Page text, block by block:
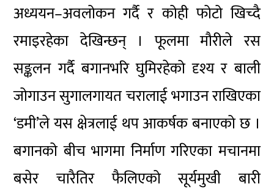
अध्ययन–अवलोकन गर्दै र कोही फोटो खिच्दै
रमाइरहेका देखिन्छन् । फूलमा मौरीले रस
सङ्कलन गर्दै बगानभरि घुमिरहेको दृश्य र बाली
जोगाउन सुगालगायत चरालाई भगाउन राखिएका
‘डमी’ले यस क्षेत्रलाई थप आकर्षक बनाएको छ ।
बगानको बीच भागमा निर्माण गरिएका मचानमा
बसेर चारैतिर फैलिएको सूर्यमुखी बारी